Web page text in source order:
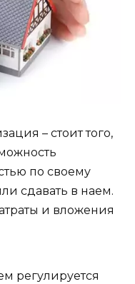
– стоит того,
по своему
сдавать в наем.
и вложения
регулируется